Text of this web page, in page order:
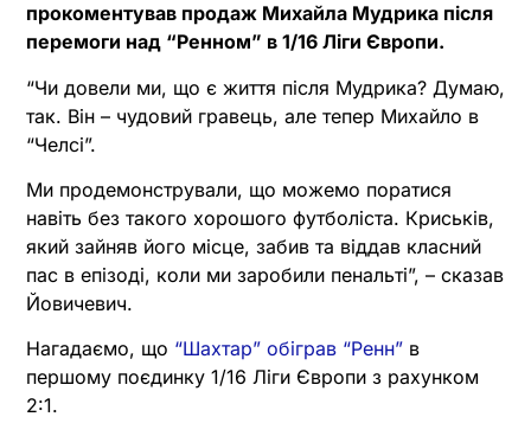
прокоментував продаж Михайла Мудрика після
перемоги над “Ренном” в 1/16 Ліги Європи.
“Чи довели ми, що є життя після Мудрика? Думаю,
так. Він – чудовий гравець, але тепер Михайло в
“Челсі”.
Ми продемонстрували, що можемо поратися
навіть без такого хорошого футболіста. Криськів,
який зайняв його місце, забив та віддав класний
пас в епізоді, коли ми заробили пенальті”, – сказав
Йовичевич.
Нагадаємо, що “Шахтар” обіграв “Ренн” в
першому поєдинку 1/16 Ліги Європи з рахунком
2:1.